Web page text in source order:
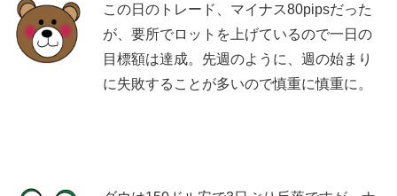
この日のトレード、マイナス80pipsだった
が、要所でロットを上げているので一日の
目標額は達成。先週のように、週の始まり
に失敗することが多いので慎重に慎重に。